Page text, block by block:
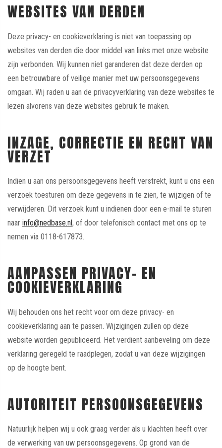
WEBSITES VAN DERDEN
Deze privacy- en cookieverklaring is niet van toepassing op
websites van derden die door middel van links met onze website
zijn verbonden. Wij kunnen niet garanderen dat deze derden op
een betrouwbare of veilige manier met uw persoonsgegevens
omgaan. Wij raden u aan de privacyverklaring van deze websites te
lezen alvorens van deze websites gebruik te maken.
INZAGE, CORRECTIE EN RECHT VAN
VERZET
Indien u aan ons persoonsgegevens heeft verstrekt, kunt u ons een
verzoek toesturen om deze gegevens in te zien, te wijzigen of te
verwijderen. Dit verzoek kunt u indienen door een e-mail te sturen
naar info@nedbase.nl, of door telefonisch contact met ons op te
nemen via 0118-617873.
AANPASSEN PRIVACY- EN
COOKIEVERKLARING
Wij behouden ons het recht voor om deze privacy- en
cookieverklaring aan te passen. Wijzigingen zullen op deze
website worden gepubliceerd. Het verdient aanbeveling om deze
verklaring geregeld te raadplegen, zodat u van deze wijzigingen
op de hoogte bent.
AUTORITEIT PERSOONSGEGEVENS
Natuurlijk helpen wij u ook graag verder als u klachten heeft over
de verwerking van uw persoonsgegevens. Op grond van de